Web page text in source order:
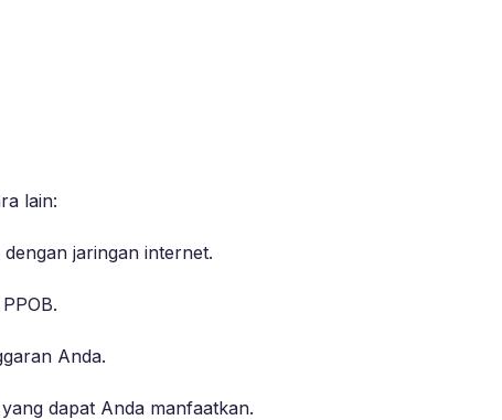
lain:
jaringan internet.
Anda.
dapat Anda manfaatkan.